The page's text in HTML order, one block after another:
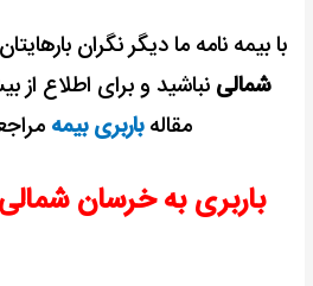
با بیمه نامه ما دیگر نگران
شمالی نباشید وبرای اطلاع از
مقالهباربری بیمه
باربری به خرسان